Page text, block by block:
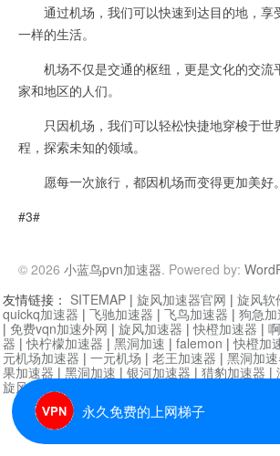
通过机场，我们可以快速到达目的地，享
一样的生活。
机场不仅是交通的枢纽，更是文化的交流
家和地区的人们。
只因机场，我们可以轻松快捷地穿梭于世
程，探索未知的领域。
愿每一次旅行，都因机场而变得更加美好。
#3#
© 2026 小蓝鸟pvn加速器. Powered by:
永久免费的上网梯子
友情链接： SITEMAP | 旋风加速器官网 | 旋风软
quickq加速器 | 飞驰加速器 | 飞鸟加速器 | 狗急
| 免费vqn加速外网 | 旋风加速器 |快橙加速器 |
器 |快柠檬加速器 | 黑洞加速 | falemon |快橙加
元机场加速器 | 一元机场 | 老王加速器 | 黑洞加
果加速器 | 黑洞加速 | 银河加速器 | 猎豹加速器 |
旋风加速器度器